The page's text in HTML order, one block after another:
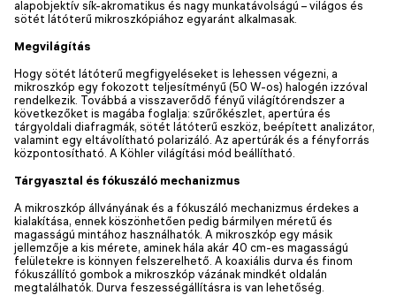
alapobjektív sík-akromatikus és nagy munkatávolságú – világos és
sötét látóterű mikroszkópiához egyaránt alkalmasak.
Megvilágítás
Hogy sötét látóterű megfigyeléseket is lehessen végezni, a
mikroszkóp egy fokozott teljesítményű (50 W-os) halogén izzóval
rendelkezik. Továbbá a visszaverődő fényű világítórendszer a
következőket is magába foglalja: szűrőkészlet, apertúra és
tárgyoldali diafragmák, sötét látóterű eszköz, beépített analizátor,
valamint egy eltávolítható polarizáló. Az apertúrák és a fényforrás
központosítható. A Köhler világítási mód beállítható.
Tárgyasztal és fókuszáló mechanizmus
A mikroszkóp állványának és a fókuszáló mechanizmus érdekes a
kialakítása, ennek köszönhetően pedig bármilyen méretű és
magasságú mintához használhatók. A mikroszkóp egy másik
jellemzője a kis mérete, aminek hála akár 40 cm-es magasságú
felületekre is könnyen felszerelhető. A koaxiális durva és finom
fókuszállító gombok a mikroszkóp vázának mindkét oldalán
megtalálhatók. Durva feszességállításra is van lehetőség.